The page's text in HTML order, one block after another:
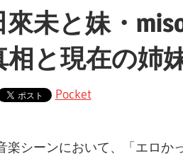
來未と妹・
相と現在の姉
Pocket
楽シーンにおいて、「エロか